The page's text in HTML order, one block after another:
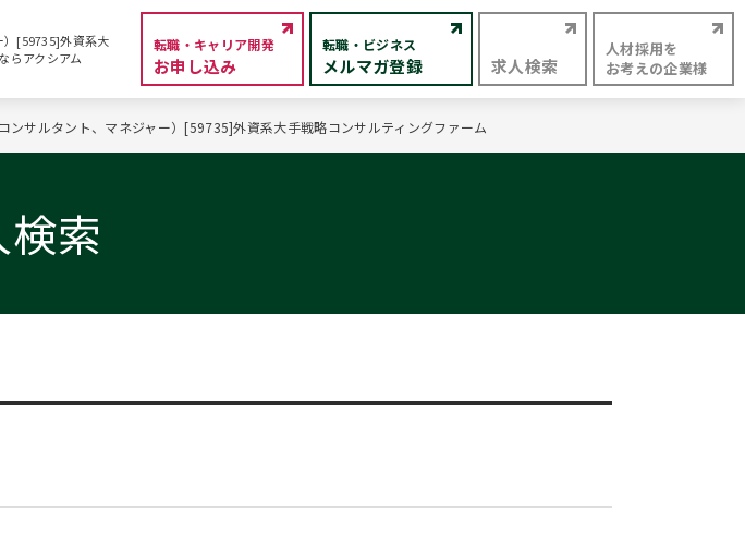
）[59735]外資系大
らアクシアム
転職・キャリア開発
お申し込み
転職・ビジネス
メルマガ登録 求人検索
人材採用を
お考えの企業様
ンサルタント、マネジャー）[59735]外資系大手戦略コンサルティングファーム
索